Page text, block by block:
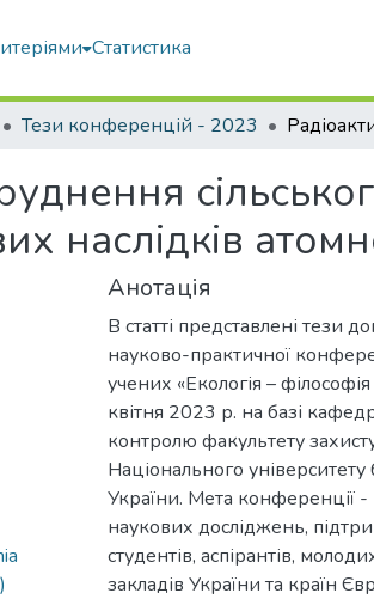
Статистика
Тези конференцій - 2023
наслідків
Анотація
В статті представлені тези
науково-практичної
учених «Екологія –
квітня 2023 р. на базі
контролю факультету
Національного
України. Мета конференції -
наукових досліджень,
студентів, аспірантів,
закладів України та країн